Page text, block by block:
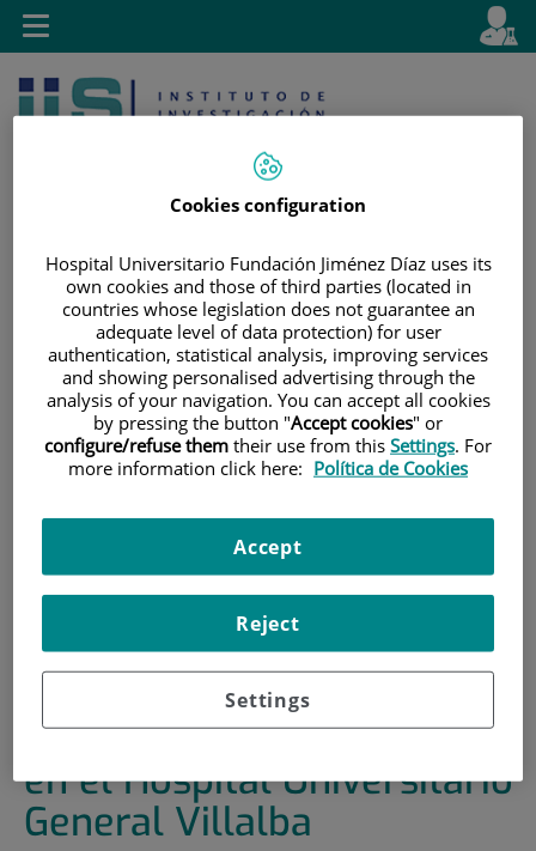
Saltar al contenido
contenido
activo
es
Buscar
Toggle
navigation
INICIO|FORMACIÓN Y EMPLEO
|
UNIVERSITARIO GENERAL VILLALBA
Jornada de investigación
en el Hospital Universitario
General Villalba
Cookies configuration
Hospital Universitario Fundación Jiménez Díaz uses its
own cookies and those of third parties (located in
countries whose legislation does not guarantee an
adequate level of data protection) for user
authentication, statistical analysis, improving services
and showing personalised advertising through the
analysis of your navigation. You can accept all cookies
by pressing the button "Accept cookies" or
configure/refuse them their use from this Settings. For
more information click here: Política de Cookies
Settings
Reject
Accept